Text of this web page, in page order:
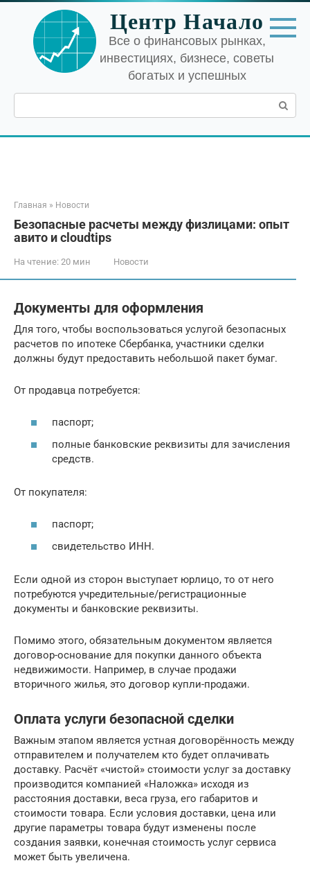
Перейти
контенту
Центр Начало
Все о финансовых рынках,
инвестициях, бизнесе, советы
богатых и успешных
Поиск:
Главная » Новости
Безопасные расчеты между физлицами: опыт
авито и cloudtips
На чтение: 20 мин Новости
Документы для оформления
Для того, чтобы воспользоваться услугой безопасных
расчетов по ипотеке Сбербанка, участники сделки
должны будут предоставить небольшой пакет бумаг.
От продавца потребуется:
паспорт;
полные банковские реквизиты для зачисления
средств.
От покупателя:
паспорт;
свидетельство ИНН.
Если одной из сторон выступает юрлицо, то от него
потребуются учредительные/регистрационные
документы и банковские реквизиты.
Помимо этого, обязательным документом является
договор-основание для покупки данного объекта
недвижимости. Например, в случае продажи
вторичного жилья, это договор купли-продажи.
Оплата услуги безопасной сделки
Важным этапом является устная договорённость между
отправителем и получателем кто будет оплачивать
доставку. Расчёт «чистой» стоимости услуг за доставку
производится компанией «Наложка» исходя из
расстояния доставки, веса груза, его габаритов и
стоимости товара. Если условия доставки, цена или
другие параметры товара будут изменены после
создания заявки, конечная стоимость услуг сервиса
может быть увеличена.